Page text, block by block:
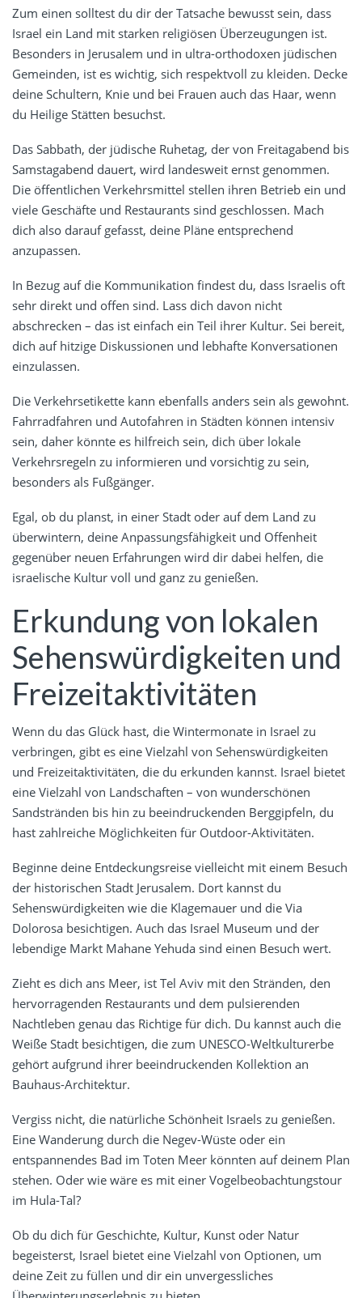
Zum einen solltest du dir der Tatsache bewusst sein, dass
Israel ein Land mit starken religiösen Überzeugungen ist.
Besonders in Jerusalem und in ultra-orthodoxen jüdischen
Gemeinden, ist es wichtig, sich respektvoll zu kleiden. Decke
deine Schultern, Knie und bei Frauen auch das Haar, wenn
du Heilige Stätten besuchst.
Das Sabbath, der jüdische Ruhetag, der von Freitagabend bis
Samstagabend dauert, wird landesweit ernst genommen.
Die öffentlichen Verkehrsmittel stellen ihren Betrieb ein und
viele Geschäfte und Restaurants sind geschlossen. Mach
dich also darauf gefasst, deine Pläne entsprechend
anzupassen.
In Bezug auf die Kommunikation findest du, dass Israelis oft
sehr direkt und offen sind. Lass dich davon nicht
abschrecken – das ist einfach ein Teil ihrer Kultur. Sei bereit,
dich auf hitzige Diskussionen und lebhafte Konversationen
einzulassen.
Die Verkehrsetikette kann ebenfalls anders sein als gewohnt.
Fahrradfahren und Autofahren in Städten können intensiv
sein, daher könnte es hilfreich sein, dich über lokale
Verkehrsregeln zu informieren und vorsichtig zu sein,
besonders als Fußgänger.
Egal, ob du planst, in einer Stadt oder auf dem Land zu
überwintern, deine Anpassungsfähigkeit und Offenheit
gegenüber neuen Erfahrungen wird dir dabei helfen, die
israelische Kultur voll und ganz zu genießen.
Erkundung von lokalen
Sehenswürdigkeiten und
Freizeitaktivitäten
Wenn du das Glück hast, die Wintermonate in Israel zu
verbringen, gibt es eine Vielzahl von Sehenswürdigkeiten
und Freizeitaktivitäten, die du erkunden kannst. Israel bietet
eine Vielzahl von Landschaften – von wunderschönen
Sandstränden bis hin zu beeindruckenden Berggipfeln, du
hast zahlreiche Möglichkeiten für Outdoor-Aktivitäten.
Beginne deine Entdeckungsreise vielleicht mit einem Besuch
der historischen Stadt Jerusalem. Dort kannst du
Sehenswürdigkeiten wie die Klagemauer und die Via
Dolorosa besichtigen. Auch das Israel Museum und der
lebendige Markt Mahane Yehuda sind einen Besuch wert.
Zieht es dich ans Meer, ist Tel Aviv mit den Stränden, den
hervorragenden Restaurants und dem pulsierenden
Nachtleben genau das Richtige für dich. Du kannst auch die
Weiße Stadt besichtigen, die zum UNESCO-Weltkulturerbe
gehört aufgrund ihrer beeindruckenden Kollektion an
Bauhaus-Architektur.
Vergiss nicht, die natürliche Schönheit Israels zu genießen.
Eine Wanderung durch die Negev-Wüste oder ein
entspannendes Bad im Toten Meer könnten auf deinem Plan
stehen. Oder wie wäre es mit einer Vogelbeobachtungstour
im Hula-Tal?
Ob du dich für Geschichte, Kultur, Kunst oder Natur
begeisterst, Israel bietet eine Vielzahl von Optionen, um
deine Zeit zu füllen und dir ein unvergessliches